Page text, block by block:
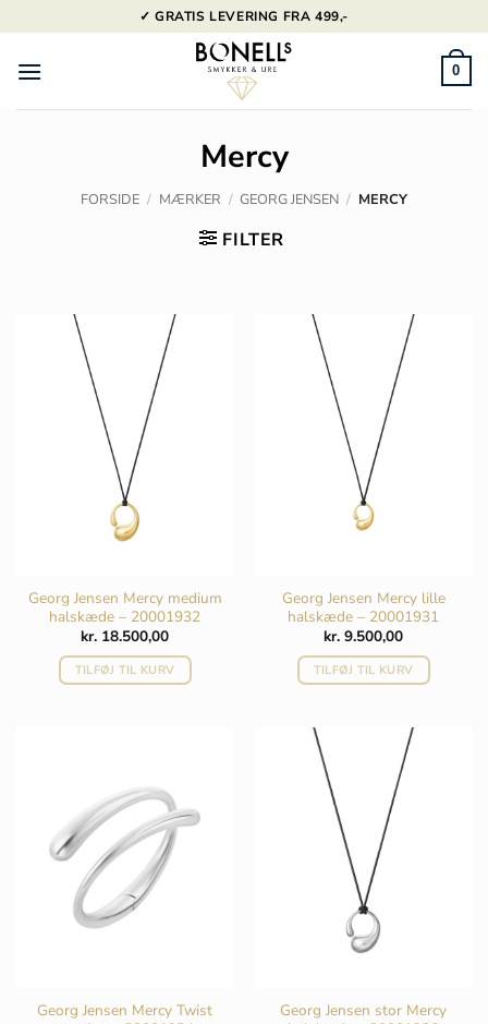
til
indhold
✓ GRATIS LEVERING FRA 499,-
0
Mercy
FORSIDE / MÆRKER / GEORG JENSEN / MERCY
FILTER
Georg Jensen Mercy medium
halskæde – 20001932
kr. 18.500,00
TILFØJ TIL KURV
Georg Jensen Mercy lille
halskæde – 20001931
kr. 9.500,00
TILFØJ TIL KURV
Georg Jensen Mercy Twist
Georg Jensen stor Mercy